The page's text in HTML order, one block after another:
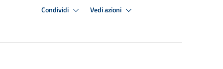
Condividi Vedi azioni